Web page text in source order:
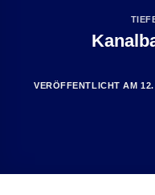
VERÖFFENTLICHT AM